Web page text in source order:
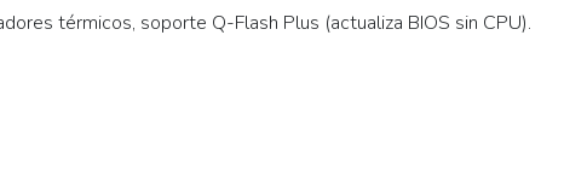
térmicos, soporte Q-Flash Plus (actualiza BIOS sin CPU).